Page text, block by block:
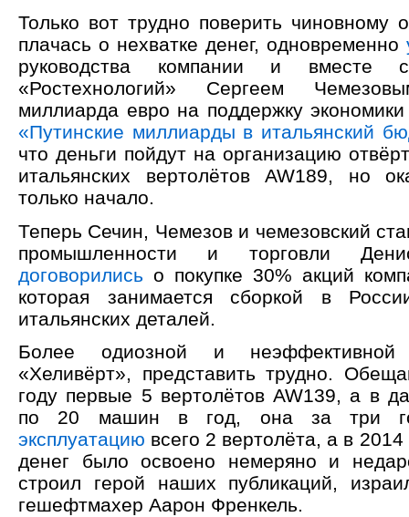
Только вот трудно поверить чиновному
плачась о нехватке денег, одновременно
руководства компании и вместе с
«Ростехнологий» Сергеем
миллиарда евро на поддержку
«Путинские миллиарды в итальянский
что деньги пойдут на организацию
итальянских вертолётов AW189, но
только начало.
Теперь Сечин, Чемезов и чемезовский
промышленности и торговли
договорились о покупке 30% акций
которая занимается сборкой в
итальянских деталей.
Более одиозной и
«Хеливёрт», представить трудно.
году первые 5 вертолётов AW139, а в
по 20 машин в год, она за три
эксплуатацию всего 2 вертолёта, а в
денег было освоено немеряно и
строил герой наших публикаций,
гешефтмахер Аарон Френкель.